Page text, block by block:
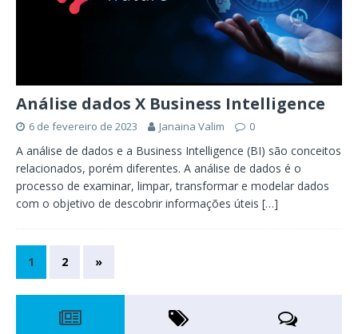
Análise dados X Business Intelligence
6 de fevereiro de 2023 Janaina Valim 0
A análise de dados e a Business Intelligence (BI) são conceitos
relacionados, porém diferentes. A análise de dados é o
processo de examinar, limpar, transformar e modelar dados
com o objetivo de descobrir informações úteis […]
1 2 »